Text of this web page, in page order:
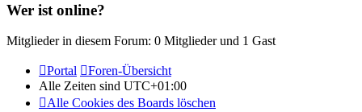
Wer ist online?
Mitglieder in diesem Forum: 0 Mitglieder und 1 Gast
Portal
Foren-Übersicht
Alle Zeiten sind UTC+01:00
Alle Cookies des Boards löschen